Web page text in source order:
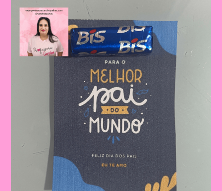
Dos
Pais:
Celebrando
A
Importância
Da
Figura
Paterna